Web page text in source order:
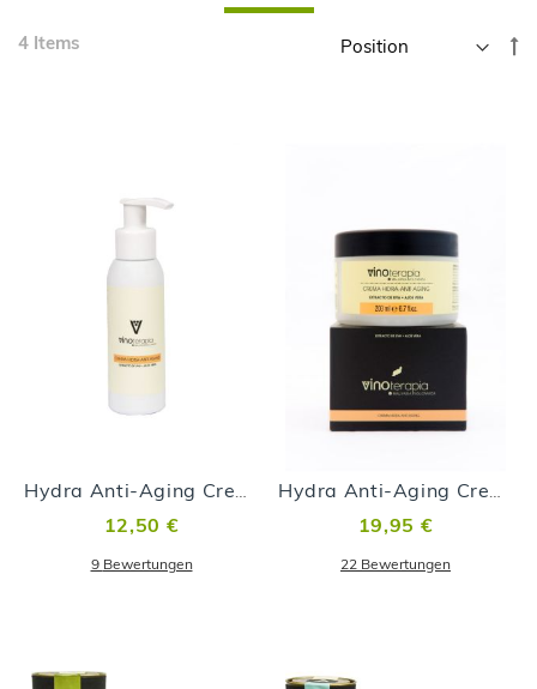
Skip
4 Items
Hydra Anti-Aging Creme aus vulkanischen Malvasía-Trauben - 100 ml
12,50 €
9 Bewertungen
Hydra Anti-Aging Creme aus vulkanischen Malvasía-Trauben - 200 ml
19,95 €
22 Bewertungen